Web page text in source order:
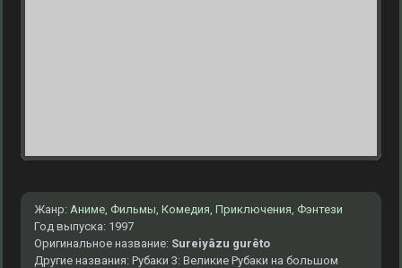
Жанр: Аниме, Фильмы, Комедия, Приключения, Фэнтези
Год выпуска: 1997
Оригинальное название: Sureiyâzu gurêto
Другие названия: Рубаки 3: Великие Рубаки на большом